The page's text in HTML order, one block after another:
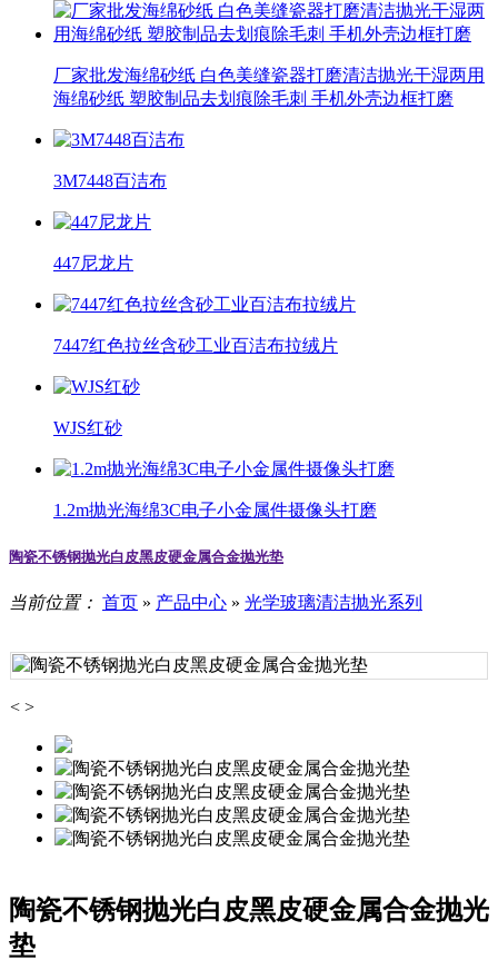
厂家批发海绵砂纸 白色美缝瓷器打磨清洁抛光干湿两用
海绵砂纸 塑胶制品去划痕除毛刺 手机外壳边框打磨
3M7448百洁布
447尼龙片
7447红色拉丝含砂工业百洁布拉绒片
WJS红砂
1.2m抛光海绵3C电子小金属件摄像头打磨
陶瓷不锈钢抛光白皮黑皮硬金属合金抛光垫
当前位置： 首页 » 产品中心 » 光学玻璃清洁抛光系列
< >
陶瓷不锈钢抛光白皮黑皮硬金属合金抛光
垫